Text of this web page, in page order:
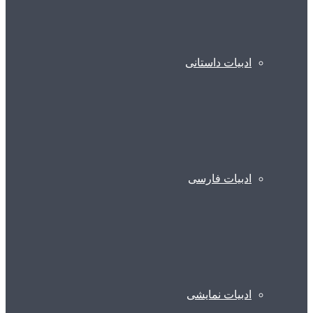
ادبیات داستانی
ادبیات فارسی
ادبیات نمایشی